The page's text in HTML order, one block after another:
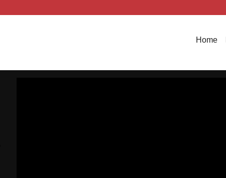
Home